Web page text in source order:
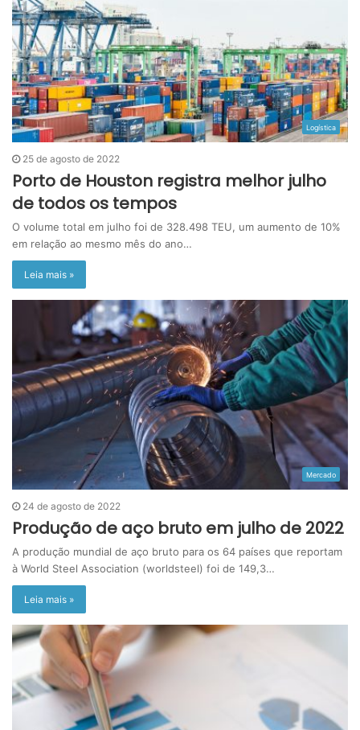
Logística
25 de agosto de 2022
Porto de Houston registra melhor julho
de todos os tempos
O volume total em julho foi de 328.498 TEU, um aumento de 10%
em relação ao mesmo mês do ano…
Leia mais »
Mercado
24 de agosto de 2022
Produção de aço bruto em julho de 2022
A produção mundial de aço bruto para os 64 países que reportam
à World Steel Association (worldsteel) foi de 149,3…
Leia mais »